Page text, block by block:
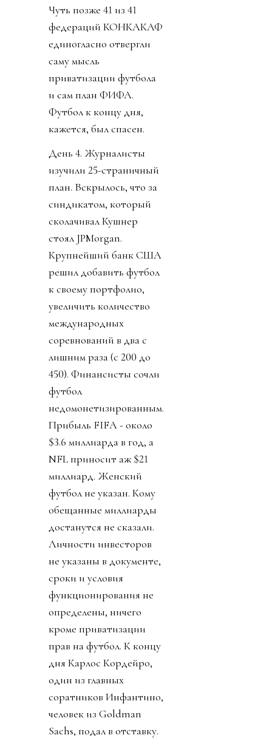
Чуть позже 41 из 41
федераций КОНКАКАФ
единогласно отвергли
саму мысль
приватизации футбола
и сам план ФИФА.
Футбол к концу дня,
кажется, был спасен.
День 4. Журналисты
изучили 25-страничный
план. Вскрылось, что за
синдикатом, который
сколачивал Кушнер
стоял JPMorgan.
Крупнейший банк США
решил добавить футбол
к своему портфолио,
увеличить количество
международных
соревнований в два с
лишним раза (с 200 до
450). Финансисты сочли
футбол
недомонетизированным.
Прибыль FIFA - около
$3.6 миллиарда в год, а
NFL приносит аж $21
миллиард. Женский
футбол не указан. Кому
обещанные миллиарды
достанутся не сказали.
Личности инвесторов
не указаны в документе,
сроки и условия
функционирования не
определены, ничего
кроме приватизации
прав на футбол. К концу
дня Карлос Кордейро,
один из главных
соратников Инфантино,
человек из Goldman
Sachs, подал в отставку.